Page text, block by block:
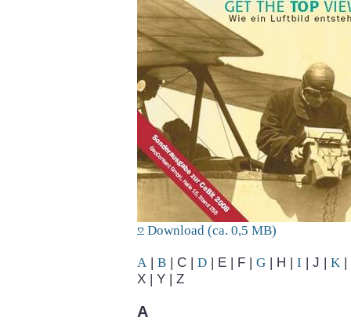
Download (ca. 0,5 MB)
A | B | C | D | E | F | G | H | I | J | K |
X | Y | Z
A